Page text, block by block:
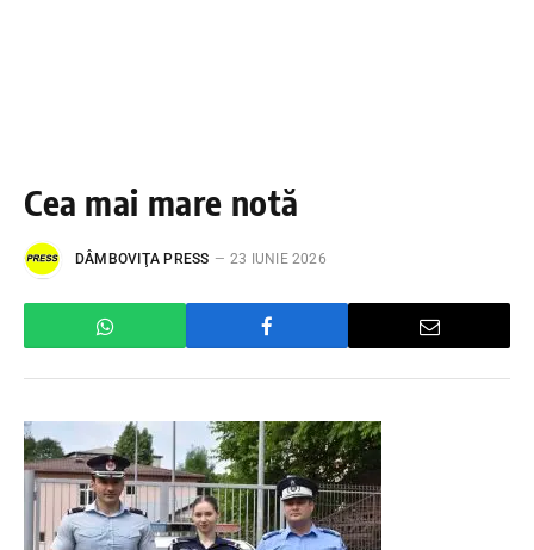
Cea mai mare notă
DÂMBOVIŢA PRESS 23 IUNIE 2026